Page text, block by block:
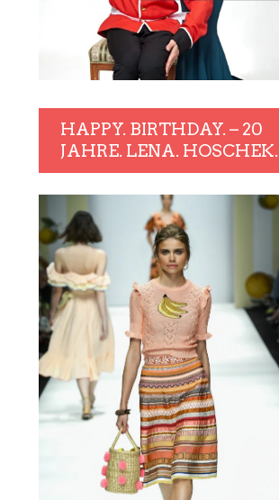
HAPPY. BIRTHDAY. – 20
JAHRE. LENA. HOSCHEK.